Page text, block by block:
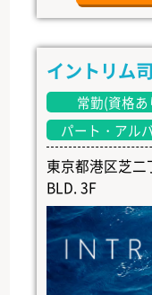
イントリム
常勤(資格あ
パート・アル
東京都港区芝
BLD. 3F